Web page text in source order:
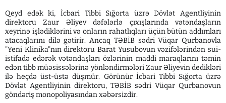
Qeyd edək ki, İcbari Tibbi Sığorta üzrə Dövlət Agentliyinin
direktoru Zaur Əliyev dəfələrlə çıxışlarında vətəndaşların
xeyrinə işlədiklərini və onların rahatlıqları üçün bütün addımları
atacaqlarını dilə gətirir. Ancaq TƏBİB sədri Vüqar Qurbanovla
"Yeni Klinika"nın direktoru Barat Yusubovun vəzifələrindən sui-
istifadə edərək vətəndaşları özlərinin maddi maraqlarını təmin
edən tibb müəsissələrinə yönləndirmələri Zaur Əliyevin dedikləri
ilə heçdə üst-üstə düşmür. Görünür İcbari Tibbi Sığorta üzrə
Dövlət Agentliyinin direktoru, TƏBİB sədri Vüqar Qurbanovun
göndəriş monopoliyasından xəbərsizdir.